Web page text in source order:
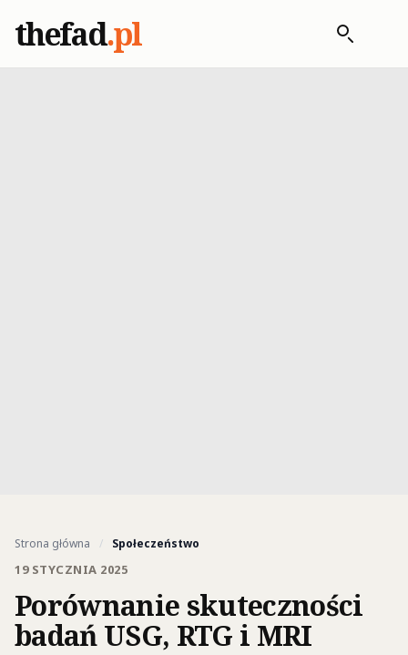
thefad.pl
Strona główna / Społeczeństwo
19 STYCZNIA 2025
Porównanie skuteczności
badań USG, RTG i MRI